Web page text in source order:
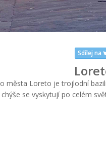
Sdílej na
města Loreto je trojlodní
chýše se vyskytují po celém